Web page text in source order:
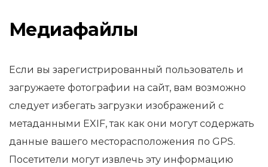
Медиафайлы
Если вы зарегистрированный пользователь и
загружаете фотографии на сайт, вам возможно
следует избегать загрузки изображений с
метаданными EXIF, так как они могут содержать
данные вашего месторасположения по GPS.
Посетители могут извлечь эту информацию